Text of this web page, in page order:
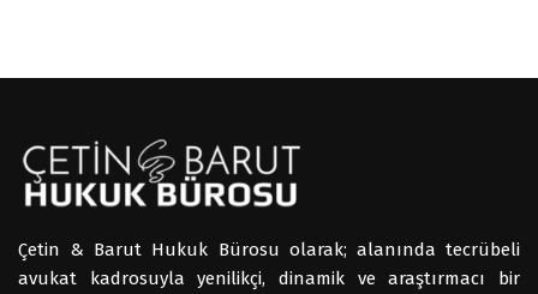
Çetin & Barut Hukuk Bürosu olarak; alanında tecrübeli
avukat kadrosuyla yenilikçi, dinamik ve araştırmacı bir